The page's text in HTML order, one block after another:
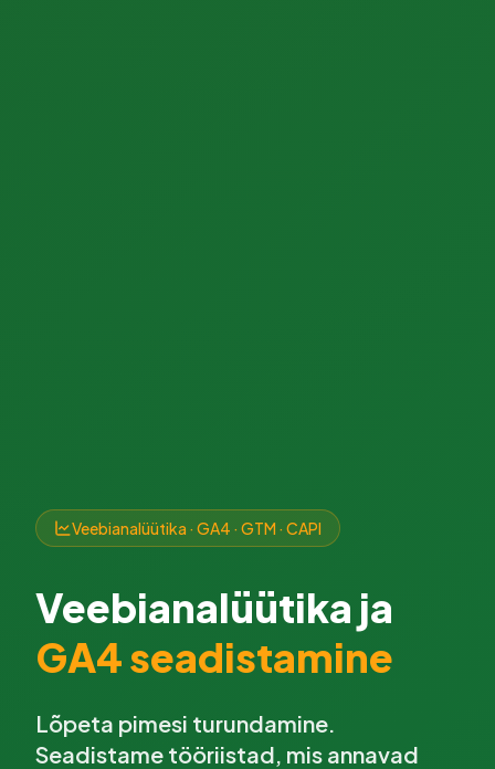
Veebianalüütika · GA4 · GTM · CAPI
Veebianalüütika ja
GA4 seadistamine
Lõpeta pimesi turundamine.
Seadistame tööriistad, mis annavad